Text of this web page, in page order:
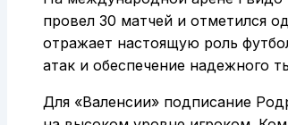
провел 30 матчей и отметился
отражает настоящую роль
атак и обеспечение надежного
Для «Валенсии» подписание